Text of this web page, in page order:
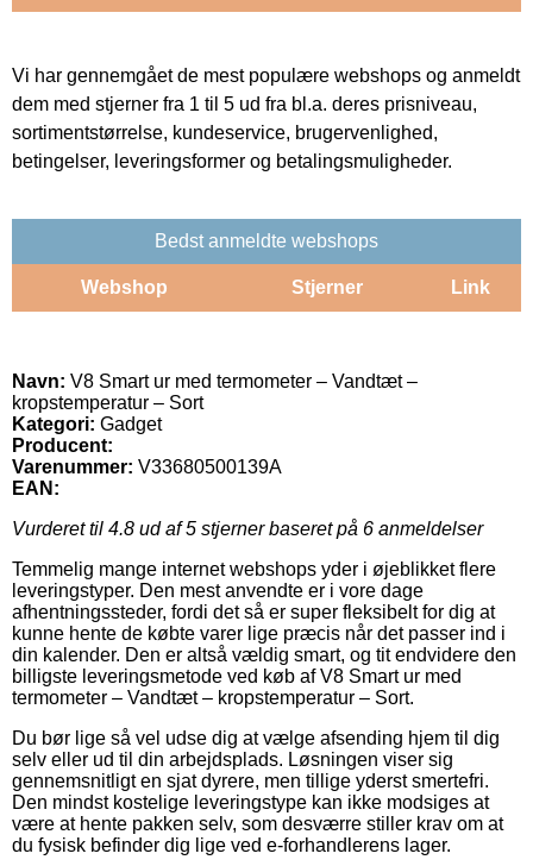
Vi har gennemgået de mest populære webshops og anmeldt
dem med stjerner fra 1 til 5 ud fra bl.a. deres prisniveau,
sortimentstørrelse, kundeservice, brugervenlighed,
betingelser, leveringsformer og betalingsmuligheder.
Bedst anmeldte webshops
Webshop Stjerner Link
Navn: V8 Smart ur med termometer – Vandtæt –
kropstemperatur – Sort
Kategori: Gadget
Producent:
Varenummer: V33680500139A
EAN:
Vurderet til 4.8 ud af 5 stjerner baseret på 6 anmeldelser
Temmelig mange internet webshops yder i øjeblikket flere
leveringstyper. Den mest anvendte er i vore dage
afhentningssteder, fordi det så er super fleksibelt for dig at
kunne hente de købte varer lige præcis når det passer ind i
din kalender. Den er altså vældig smart, og tit endvidere den
billigste leveringsmetode ved køb af V8 Smart ur med
termometer – Vandtæt – kropstemperatur – Sort.
Du bør lige så vel udse dig at vælge afsending hjem til dig
selv eller ud til din arbejdsplads. Løsningen viser sig
gennemsnitligt en sjat dyrere, men tillige yderst smertefri.
Den mindst kostelige leveringstype kan ikke modsiges at
være at hente pakken selv, som desværre stiller krav om at
du fysisk befinder dig lige ved e-forhandlerens lager.